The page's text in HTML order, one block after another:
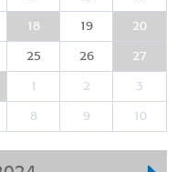
18 19 20
25 26 27
1 2 3
8 9 10